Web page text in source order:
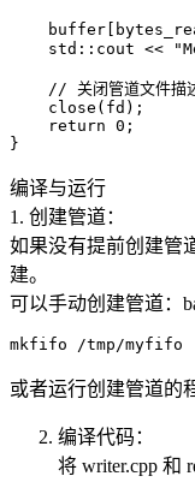
std::cout <<
// 关闭管道文件描
    close(fd);
    return 0;
编译与运行
1. 创建管道：
如果没有提前创建管
建。
可以手动创建管道：
或者运行创建管道的
编译代码：
将 writer.cpp 和